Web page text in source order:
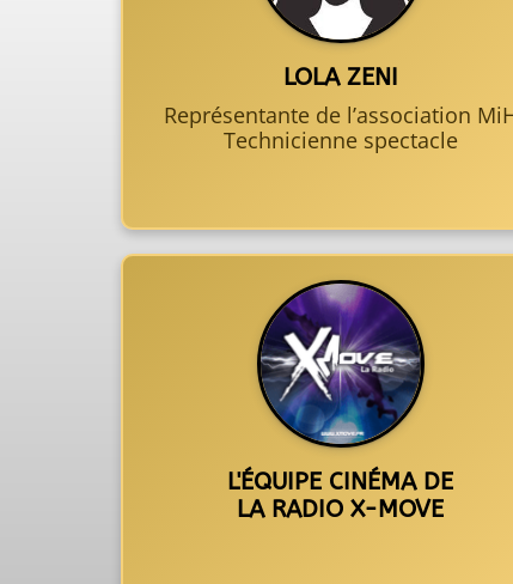
LOLA ZENI
Représentante de l’association
Technicienne spectacle
L'ÉQUIPE CINÉMA DE
LA RADIO X-MOVE